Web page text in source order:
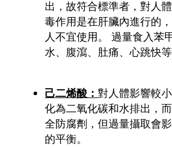
出，故符合標準者，對人
毒作用是在肝臟內進行的
人不宜使用。 過量食入苯
水、腹瀉、肚痛、心跳快等
己二烯酸： 對人體影響較
化為二氧化碳和水排出，
全防腐劑，但過量攝取會
的平衡。